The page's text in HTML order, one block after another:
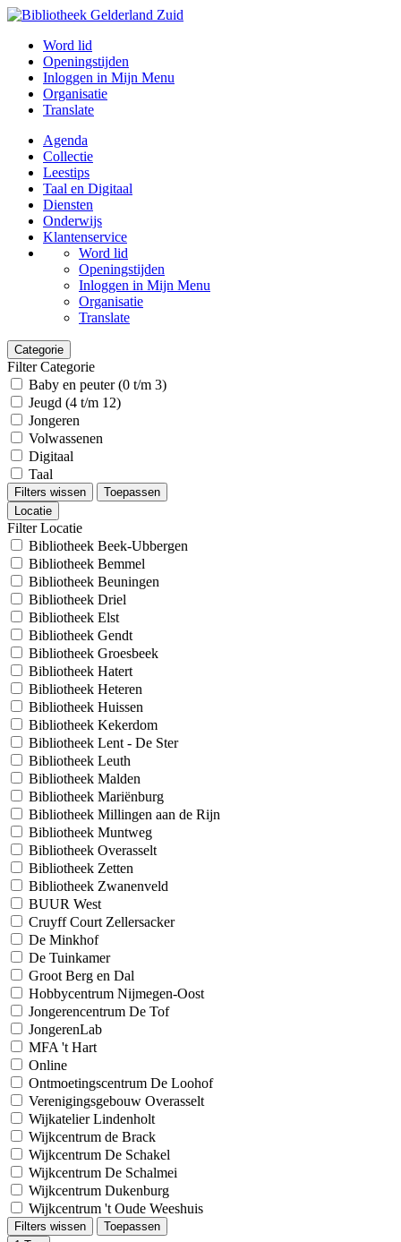
Word lid
Openingstijden
Inloggen in Mijn Menu
Organisatie
Translate
Agenda
Collectie
Leestips
Taal en Digitaal
Diensten
Onderwijs
Klantenservice
Word lid
Openingstijden
Inloggen in Mijn Menu
Organisatie
Translate
Categorie
Filter Categorie
Baby en peuter (0 t/m 3)
Jeugd (4 t/m 12)
Jongeren
Volwassenen
Digitaal
Taal
Filters wissen
Toepassen
Locatie
Filter Locatie
Bibliotheek Beek-Ubbergen
Bibliotheek Bemmel
Bibliotheek Beuningen
Bibliotheek Driel
Bibliotheek Elst
Bibliotheek Gendt
Bibliotheek Groesbeek
Bibliotheek Hatert
Bibliotheek Heteren
Bibliotheek Huissen
Bibliotheek Kekerdom
Bibliotheek Lent - De Ster
Bibliotheek Leuth
Bibliotheek Malden
Bibliotheek Mariënburg
Bibliotheek Millingen aan de Rijn
Bibliotheek Muntweg
Bibliotheek Overasselt
Bibliotheek Zetten
Bibliotheek Zwanenveld
BUUR West
Cruyff Court Zellersacker
De Minkhof
De Tuinkamer
Groot Berg en Dal
Hobbycentrum Nijmegen-Oost
Jongerencentrum De Tof
JongerenLab
MFA 't Hart
Online
Ontmoetingscentrum De Loohof
Verenigingsgebouw Overasselt
Wijkatelier Lindenholt
Wijkcentrum de Brack
Wijkcentrum De Schakel
Wijkcentrum De Schalmei
Wijkcentrum Dukenburg
Wijkcentrum 't Oude Weeshuis
Filters wissen
Toepassen